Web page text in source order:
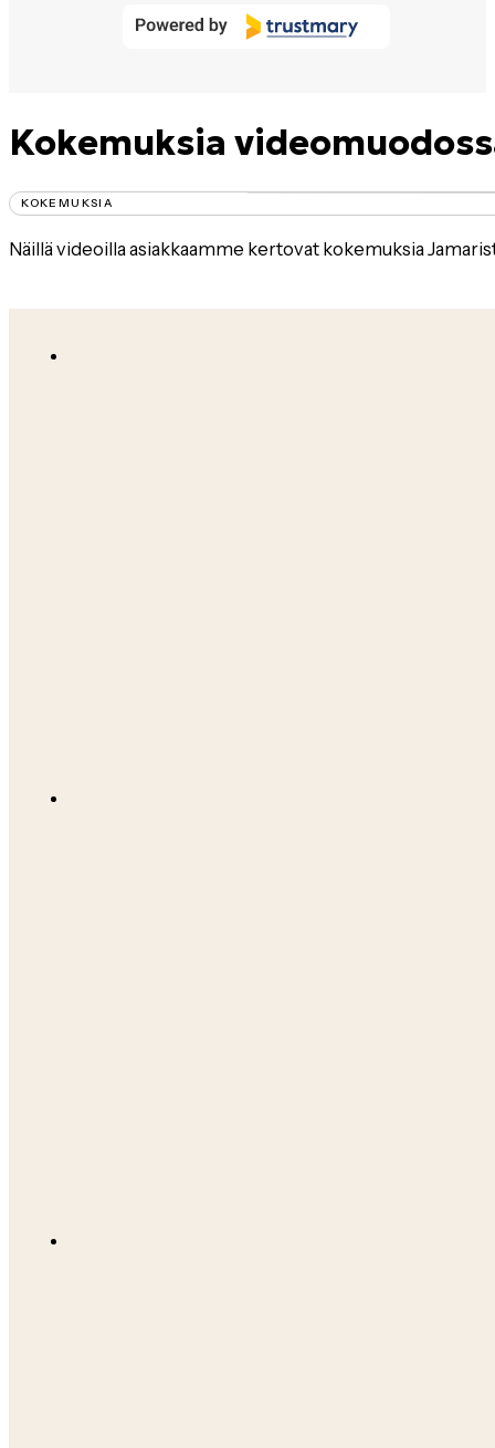
Kokemuksia
KOKEMUKSIA
Näillä videoilla asiakkaamme kertovat kokemuksia